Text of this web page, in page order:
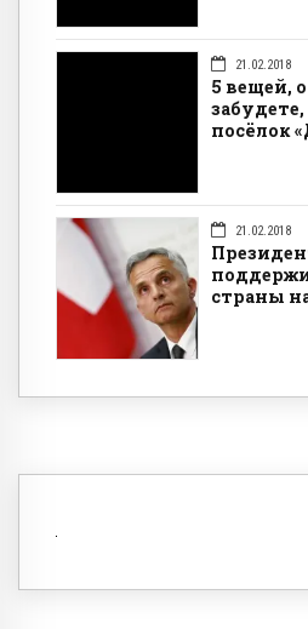
21.02.2018
5 вещей,
посёлок
21.02.2018
страны